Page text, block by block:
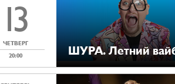
13
ЧЕТВЕРГ
20:00
ШУРА. Летний